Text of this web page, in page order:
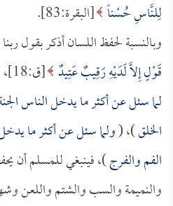
لِلنَّاسِ حُسْناً [البقرة:83].
وبالنسبة لحفظ اللسان أذكر بقول
قَوْلٍ إِلاَّ لَدَيْهِ رَقِيبٌ عَتِيدٌ [ق:18]، وبقوله صلى الله عليه وسلم (
لما سئل عن أكثر ما يدخل الناس
الخلق)، (ولما سئل عن أكثر ما
الفم والفرج)، فينبغي للمسلم أن
والنميمة والسب والشتم واللعن